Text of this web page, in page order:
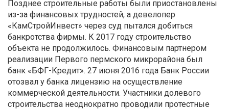
Позднее строительные работы были приостановлены
из-за финансовых трудностей, а девелопер
«КамСтройИнвест» через суд пытался добиться
банкротства фирмы. К 2017 году строительство
объекта не продолжилось. Финансовым партнером
реализации Первого пермского микрорайона был
банк «БФГ-Кредит». 27 июня 2016 года Банк России
отозвал у банка лицензию на осуществление
коммерческой деятельности. Участники долевого
строительства неоднократно проводили протестные